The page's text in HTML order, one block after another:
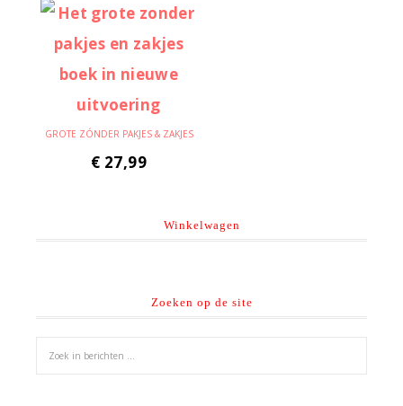
GROTE ZÓNDER PAKJES & ZAKJES
€ 27,99
Winkelwagen
Zoeken op de site